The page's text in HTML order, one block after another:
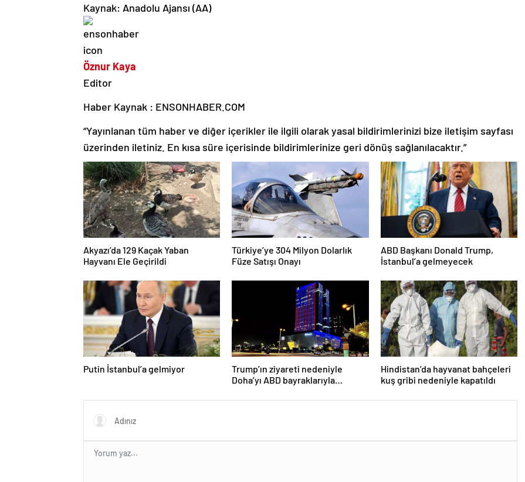
Kaynak: Anadolu Ajansı (AA)
Öznur Kaya
Editor
Haber Kaynak : ENSONHABER.COM
“Yayınlanan tüm haber ve diğer içerikler ile ilgili olarak yasal bildirimlerinizi bize iletişim sayfası
üzerinden iletiniz. En kısa süre içerisinde bildirimlerinize geri dönüş sağlanılacaktır.”
Akyazı’da 129 Kaçak Yaban
Hayvanı Ele Geçirildi
Türkiye’ye 304 Milyon Dolarlık
Füze Satışı Onayı
ABD Başkanı Donald Trump,
İstanbul’a gelmeyecek
Putin İstanbul’a gelmiyor
Trump’ın ziyareti nedeniyle
Doha’yı ABD bayraklarıyla
Hindistan’da hayvanat bahçeleri
kuş gribi nedeniyle kapatıldı